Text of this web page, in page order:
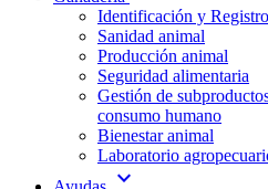
Identificación y Registro
Sanidad animal
Producción animal
Seguridad alimentaria
Gestión de
consumo humano
Bienestar animal
Laboratorio
expand_more